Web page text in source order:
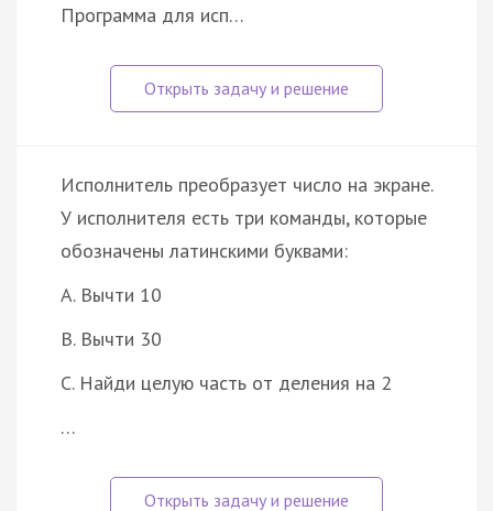
Программа для исп…
Исполнитель преобразует число на экране.
У исполнителя есть три команды, которые
обозначены латинскими буквами:
A. Вычти 10
B. Вычти 30
C. Найди целую часть от деления на 2
…